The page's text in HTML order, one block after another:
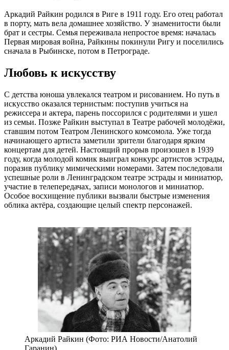
Аркадий Райкин родился в Риге в 1911 году. Его отец работал
в порту, мать вела домашнее хозяйство. У знаменитости были
брат и сестры. Семья переживала непростое время: началась
Первая мировая война, Райкины покинули Ригу и поселились
сначала в Рыбинске, потом в Петрограде.
Любовь к искусству
С детства юноша увлекался театром и рисованием. Но путь в
искусство оказался тернистым: поступив учиться на
режиссера и актера, парень поссорился с родителями и ушел
из семьи. Позже Райкин выступал в Театре рабочей молодёжи,
ставшим потом Театром Ленинского комсомола. Уже тогда
начинающего артиста заметили зрители благодаря ярким
концертам для детей. Настоящий прорыв произошел в 1939
году, когда молодой комик выиграл конкурс артистов эстрады,
поразив публику мимическими номерами. Затем последовали
успешные роли в Ленинградском театре эстрады и миниатюр,
участие в телепередачах, записи монологов и миниатюр.
Особое восхищение публики вызвали быстрые изменения
облика актёра, создающие целый спектр персонажей.
Аркадий Райкин (Фото: РИА Новости/Анатолий
Гаранин)